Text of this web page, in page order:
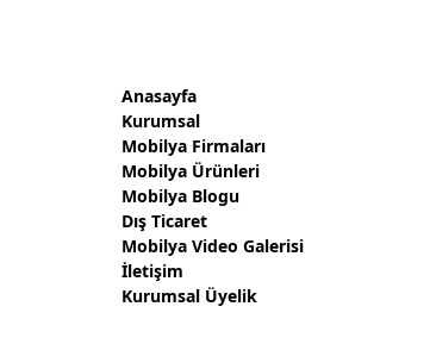
Anasayfa
Kurumsal
Mobilya Firmaları
Mobilya Ürünleri
Mobilya Blogu
Dış Ticaret
Mobilya Video Galerisi
İletişim
Kurumsal Üyelik